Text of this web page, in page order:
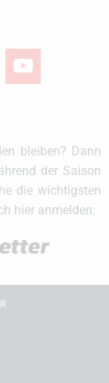
youtube
bleiben? Dann
der Saison
die wichtigsten
hier anmelden: